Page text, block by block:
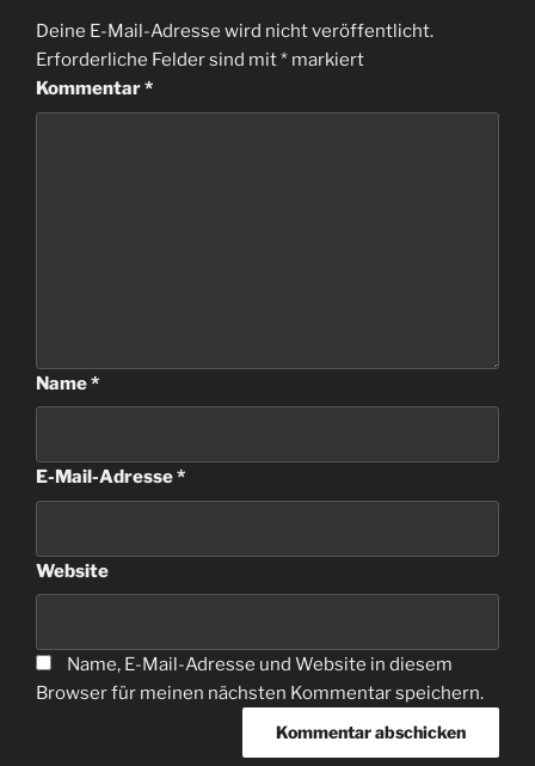
Deine E-Mail-Adresse wird nicht veröffentlicht.
Erforderliche Felder sind mit* markiert
Kommentar*
Name*
E-Mail-Adresse*
Website
Name, E-Mail-Adresse und Website in diesem
Browser für meinen nächsten Kommentar speichern.